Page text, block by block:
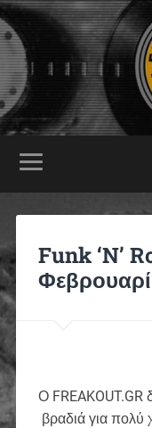
Funk ‘N’
Ο FREAKOUT.GR
βραδιά για